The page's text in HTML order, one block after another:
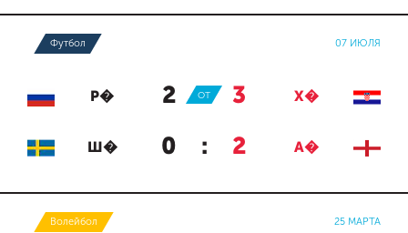
Футбол 07 ИЮЛЯ
Р� 2 : 3 Х�
ОТ
Ш� 0 : 2 А�
Волейбол 25 МАРТА